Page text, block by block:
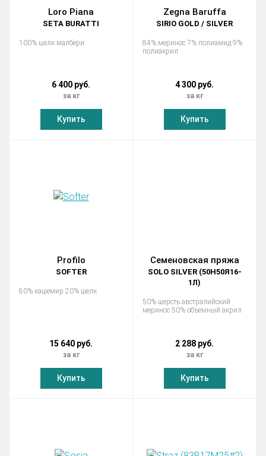
Loro Piana
SETA BURATTI
100% шелк малбери
6 400 руб.
за кг
Купить
Zegna Baruffa
SIRIO GOLD / SILVER
84% меринос 7% полиамид 9%
полиакрил
4 300 руб.
за кг
Купить
Profilo
SOFTER
80% кашемир 20% шелк
15 640 руб.
за кг
Купить
Семеновская пряжа
SOLO SILVER (50Н50Я16-
1Л)
50% шерсть австралийский
меринос 50% объемный акрил
2 288 руб.
за кг
Купить